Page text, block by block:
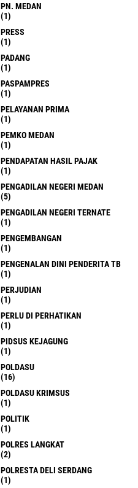
PN. MEDAN
(1)
PRESS
(1)
PADANG
(1)
PASPAMPRES
(1)
PELAYANAN PRIMA
(1)
PEMKO MEDAN
(1)
PENDAPATAN HASIL PAJAK
(1)
PENGADILAN NEGERI MEDAN
(5)
PENGADILAN NEGERI TERNATE
(1)
PENGEMBANGAN
(1)
PENGENALAN DINI PENDERITA TB
(1)
PERJUDIAN
(1)
PERLU DI PERHATIKAN
(1)
PIDSUS KEJAGUNG
(1)
POLDASU
(16)
POLDASU KRIMSUS
(1)
POLITIK
(1)
POLRES LANGKAT
(2)
POLRESTA DELI SERDANG
(1)